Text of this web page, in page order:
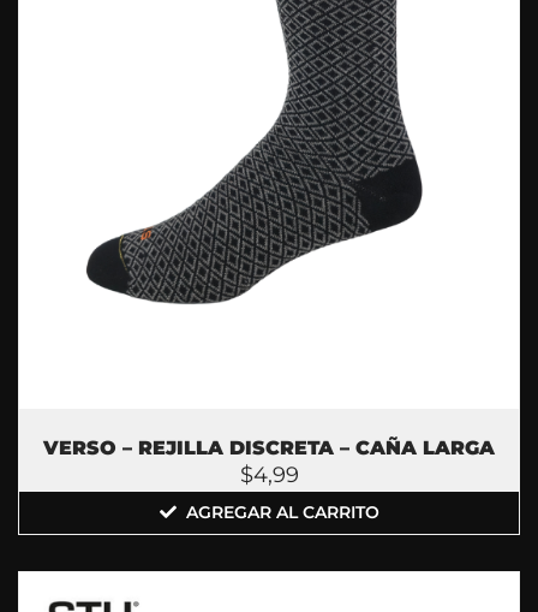
VERSO – REJILLA DISCRETA – CAÑA LARGA
$4,99
AGREGAR AL CARRITO